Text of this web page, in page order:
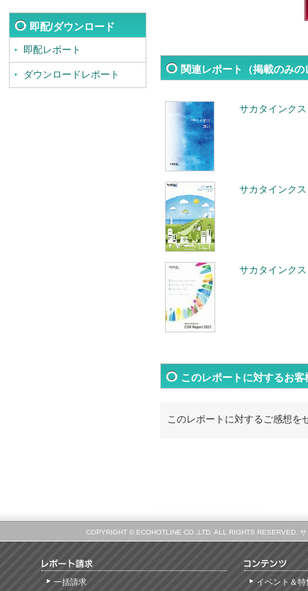
即配/ダウンロード
即配レポート
ダウンロードレポート 関連レポート（掲載のみ
サカタインク
サカタインク
サカタインク
このレポートに対するお客
このレポートに対するご感想を
COPYRIGHT © ECOHOTLINE CO.,LTD. ALL RIGHTS RESERVED.
一括請求 イベント＆特